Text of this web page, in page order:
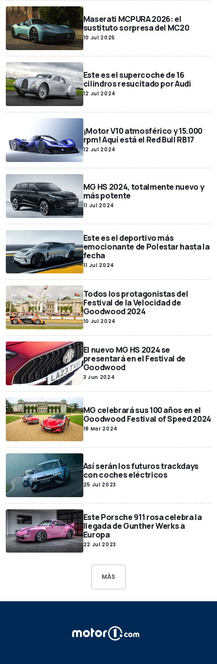
Maserati MCPURA 2026: el
sustituto sorpresa del MC20
10 Jul 2025
Este es el supercoche de 16
cilindros resucitado por Audi
12 Jul 2024
¡Motor V10 atmosférico y 15.000
rpm! Aquí está el Red Bull RB17
12 Jul 2024
MG HS 2024, totalmente nuevo y
más potente
11 Jul 2024
Este es el deportivo más
emocionante de Polestar hasta la
fecha
11 Jul 2024
Todos los protagonistas del
Festival de la Velocidad de
Goodwood 2024
10 Jul 2024
El nuevo MG HS 2024 se
presentará en el Festival de
Goodwood
3 Jun 2024
MG celebrará sus 100 años en el
Goodwood Festival of Speed 2024
18 Mar 2024
Así serán los futuros trackdays
con coches eléctricos
25 Jul 2023
Este Porsche 911 rosa celebra la
llegada de Gunther Werks a
Europa
22 Jul 2023
MÁS